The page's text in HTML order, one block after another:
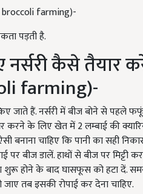
broccoli farming)-
पड़ती है.
नर्सरी कैसे तैयार
farming)-
जाते हैं. नर्सरी में बीज बोने से पहले
करने के लिए खेत में 2 लम्बाई की
ऐसी बनाना चाहिए कि पानी का सही
पर बीज डालें. हाथों से बीज पर
होने के बाद घासफूस को हटा दें.
तब इसकी रोपाई कर देना चाहिए.